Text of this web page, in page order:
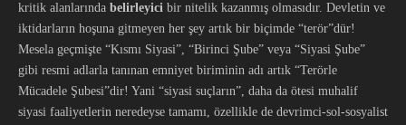
kritik alanlarında belirleyici bir nitelik kazanmış olmasıdır. Devletin ve
iktidarların hoşuna gitmeyen her şey artık bir biçimde “terör”dür!
Mesela geçmişte “Kısmı Siyasi”, “Birinci Şube” veya “Siyasi Şube”
gibi resmi adlarla tanınan emniyet biriminin adı artık “Terörle
Mücadele Şubesi”dir! Yani “siyasi suçların”, daha da ötesi muhalif
siyasi faaliyetlerin neredeyse tamamı, özellikle de devrimci-sol-sosyalist